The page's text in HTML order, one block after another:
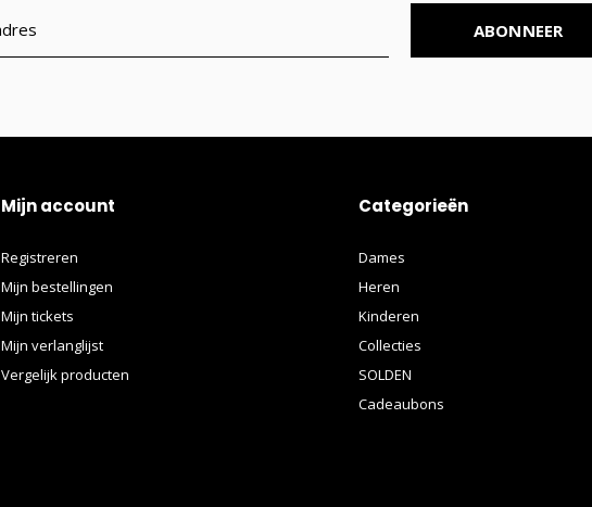
ABONNEER
Mijn account
Registreren
Mijn bestellingen
Mijn tickets
Mijn verlanglijst
Vergelijk producten
Categorieën
Dames
Heren
Kinderen
Collecties
SOLDEN
Cadeaubons